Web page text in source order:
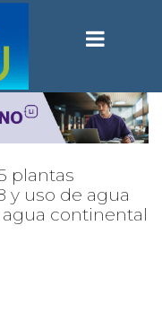
plantas
y uso de agua
continental